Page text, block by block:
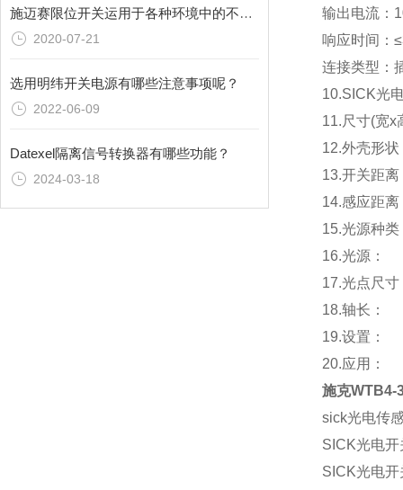
施迈赛限位开关运用于各种环境中的不同之处
2020-07-21
选用明纬开关电源有哪些注意事项呢？
2022-06-09
Datexel隔离信号转换器有哪些功能？
2024-03-18
输出电流：
响应时间：
连接类型：
10.SICK光
11.尺寸(宽x
12.外壳形
13.开关距离
14.感应距离
15.光源种类
16.光源：
17.光点尺寸
18.轴长：
19.设置：
20.应用：
施克WTB4-
sick光电传
SICK光电
SICK光电